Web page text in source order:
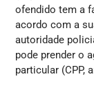
ofendido tem a
acordo com a
autoridade
pode prender o
particular (CPP,